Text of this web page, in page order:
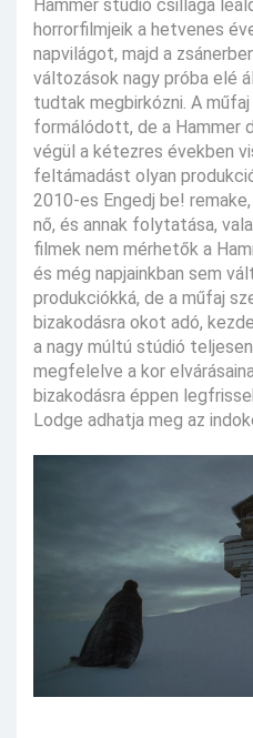
Hammer stúdió csillaga
horrorfilmjeik a hetvenes
napvilágot, majd a
változások nagy próba elé
tudtak megbirkózni. A
formálódott, de a Hammer
végül a kétezres években
feltámadást olyan
2010-es Engedj be!
nő, és annak folytatása,
filmek nem mérhetők a
és még napjainkban sem
produkciókká, de a műfaj
bizakodásra okot adó,
a nagy múltú stúdió
megfelelve a kor
bizakodásra éppen
Lodge adhatja meg az